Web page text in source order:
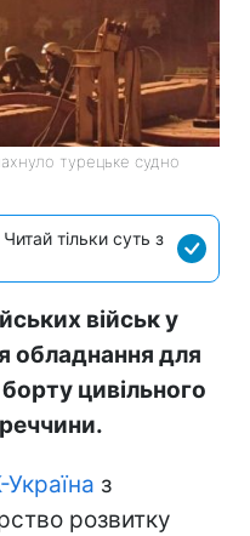
турецьке судно
тільки суть з
військ у
обладнання для
цивільного
з
розвитку